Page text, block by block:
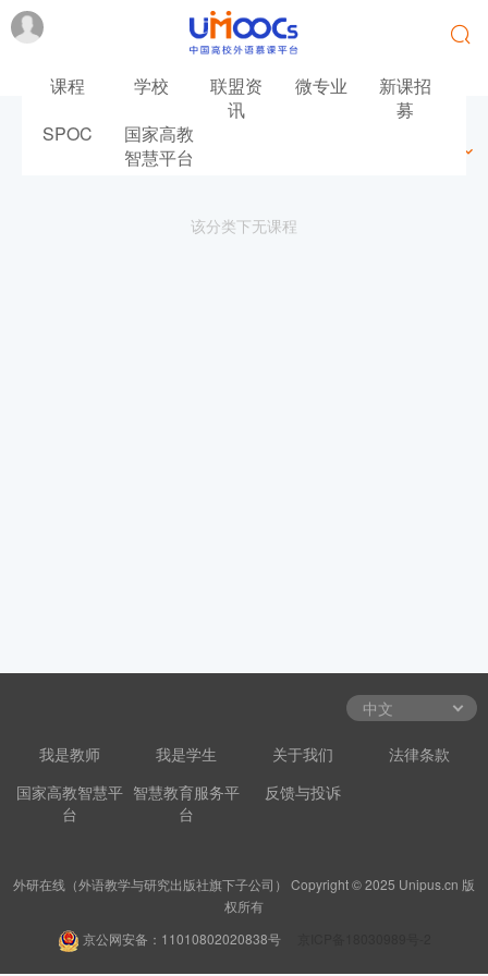
课程 学校
联盟资
讯
微专业
新课招
募
SPOC
国家高教
智慧平台
该分类下无课程
我是教师 我是学生 关于我们
法律条款
国家高教智慧平
台
智慧教育服务平
台
反馈与投诉
外研在线（外语教学与研究出版社旗下子公司） Copyright © 2025 Unipus.cn 版
权所有
京公网安备：11010802020838号